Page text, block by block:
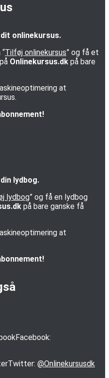
onlinekursus.
Tilføj onlinekursus” og få et
Onlinekursus.dk på bare
at
lydbog.
lydbog” og få en lydbog
på bare ganske få
at
Facebook:
Twitter: @Onlinekursusdk